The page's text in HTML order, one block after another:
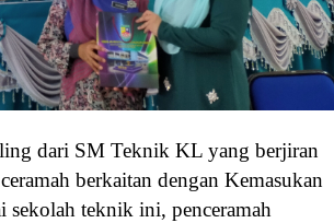
dari SM Teknik KL yang berjiran
berkaitan dengan Kemasukan
sekolah teknik ini, penceramah